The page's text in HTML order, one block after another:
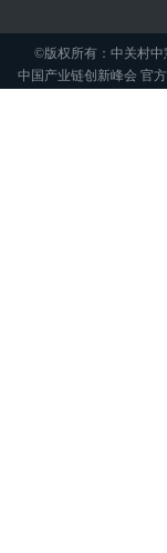
©版权所有：中关村
中国产业链创新峰会 官